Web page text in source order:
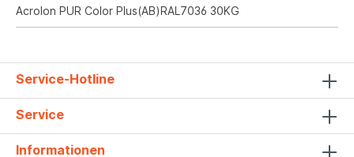
Acrolon PUR Color Plus(AB)RAL7036 30KG
Service-Hotline
Service
Informationen